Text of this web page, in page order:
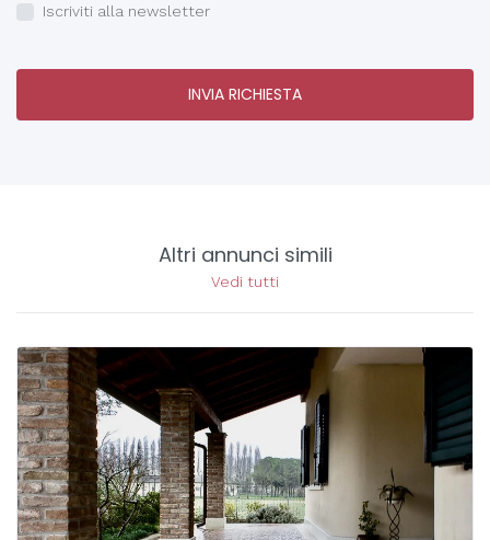
Iscriviti alla newsletter
INVIA RICHIESTA
Altri annunci simili
Vedi tutti